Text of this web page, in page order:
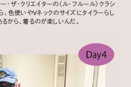
・ザ・クリエイターの〈ル・フルール〉クラシ
、色使いやVネックのサイズにタイラーらし
から、着るのが楽しいんだ。